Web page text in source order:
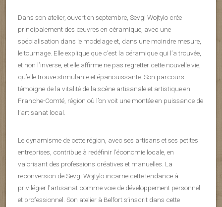
Dans son atelier, ouvert en septembre, Sevgi Wojtylo crée
principalement des œuvres en céramique, avec une
spécialisation dans le modelage et, dans une moindre mesure,
le tournage. Elle explique que c’est la céramique qui l’a trouvée,
et non l’inverse, et elle affirme ne pas regretter cette nouvelle vie,
qu’elle trouve stimulante et épanouissante. Son parcours
témoigne de la vitalité de la scène artisanale et artistique en
Franche-Comté, région où l’on voit une montée en puissance de
l’artisanat local.
Le dynamisme de cette région, avec ses artisans et ses petites
entreprises, contribue à redéfinir l’économie locale, en
valorisant des professions créatives et manuelles. La
reconversion de Sevgi Wojtylo incarne cette tendance à
privilégier l’artisanat comme voie de développement personnel
et professionnel. Son atelier à Belfort s’inscrit dans cette